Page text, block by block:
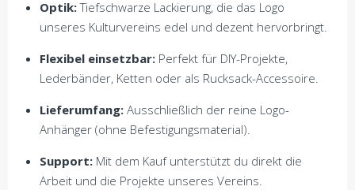
Optik:Tiefschwarze Lackierung, die das Logo
unseres Kulturvereins edel und dezent hervorbringt.
Flexibel einsetzbar: Perfekt für DIY-Projekte,
Lederbänder, Ketten oder als Rucksack-Accessoire.
Lieferumfang: Ausschließlich der reine Logo-
Anhänger (ohne Befestigungsmaterial).
Support: Mit dem Kauf unterstützt du direkt die
Arbeit und die Projekte unseres Vereins.